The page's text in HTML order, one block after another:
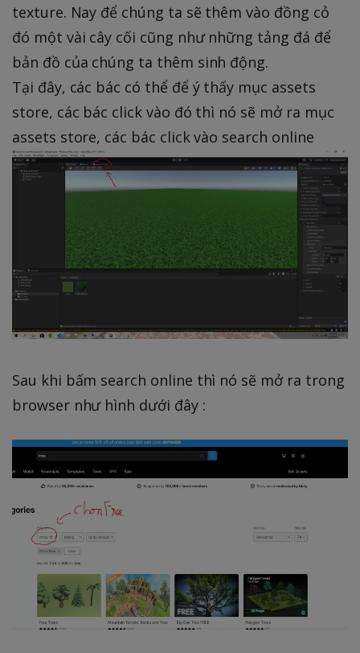
texture. Nay để chúng ta sẽ thêm vào đồng cỏ
đó một vài cây cối cũng như những tảng đá để
bản đồ của chúng ta thêm sinh động.
Tại đây, các bác có thể để ý thấy mục assets
store, các bác click vào đó thì nó sẽ mở ra mục
assets store, các bác click vào search online
Sau khi bấm search online thì nó sẽ mở ra trong
browser như hình dưới đây :